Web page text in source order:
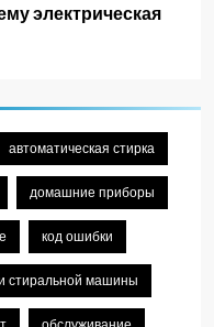
электрическая
автоматическая стирка
домашние приборы
код ошибки
стиральной машины